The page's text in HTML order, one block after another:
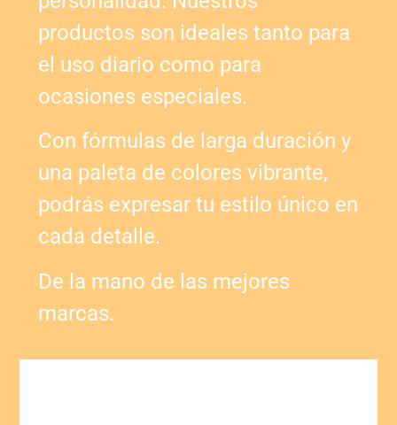
productos son ideales tanto para
el uso diario como para
ocasiones especiales.
Con fórmulas de larga duración y
una paleta de colores vibrante,
podrás expresar tu estilo único en
cada detalle.
De la mano de las mejores
marcas.